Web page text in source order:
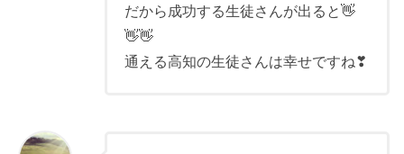
だから成功する生徒さんが出ると👋
👋👋
通える高知の生徒さんは幸せですね❣